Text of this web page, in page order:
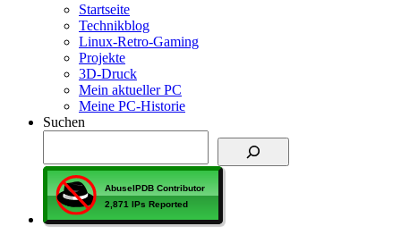
Startseite
Technikblog
Linux-Retro-Gaming
Projekte
3D-Druck
Mein aktueller PC
Meine PC-Historie
Suchen